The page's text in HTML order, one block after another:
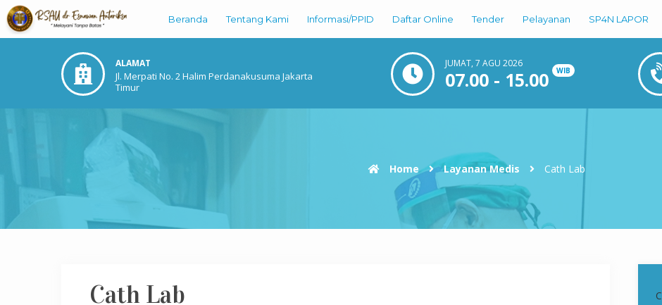
Beranda Tentang Kami Informasi/PPID Daftar Online Tender Pelayanan SP4N LAPOR
ALAMAT
Jl. Merpati No. 2 Halim Perdanakusuma Jakarta
Timur
JUMAT, 7 AGU 2026
07.00 - 15.00 WIB
Home Layanan Medis Cath Lab
Cath Lab